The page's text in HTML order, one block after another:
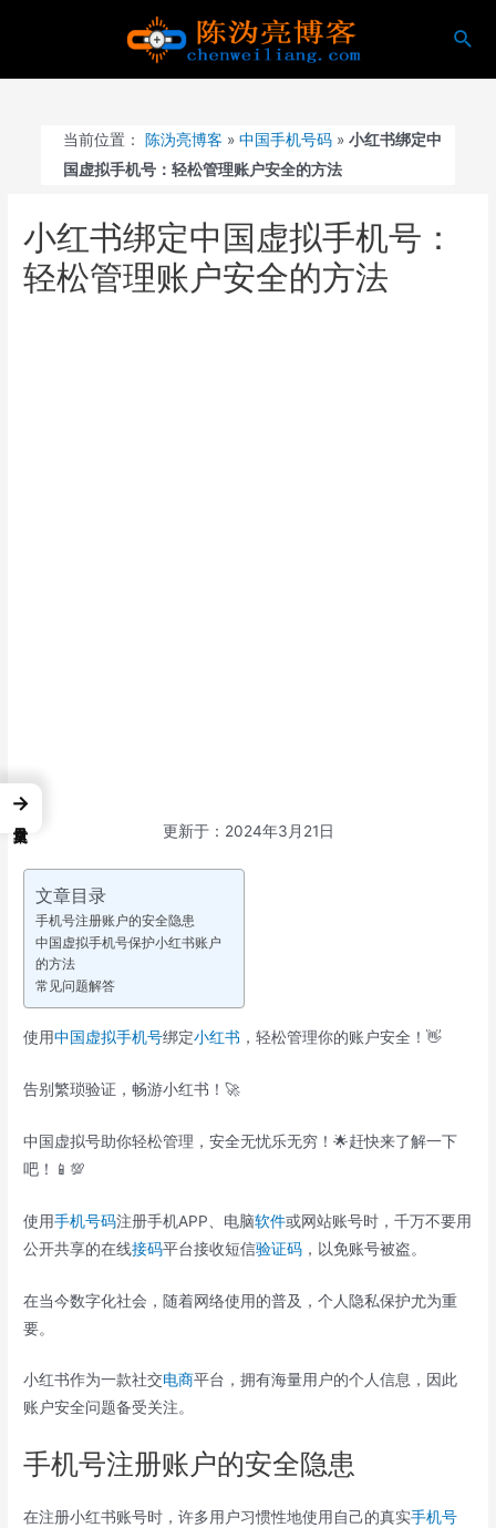
搜
当前位置： 陈沩亮博客 »中国手机号码 »小红书绑定中
国虚拟手机号：轻松管理账户安全的方法
小红书绑定中国虚拟手机号：
轻松管理账户安全的方法
更新于：2024年3月21日
文章目录
手机号注册账户的安全隐患
中国虚拟手机号保护小红书账户
的方法
常见问题解答
使用中国 虚拟手机号绑定小红书 ，轻松管理你的账户安全！👋
告别繁琐验证，畅游小红书！🚀
中国虚拟号助你轻松管理，安全无忧乐无穷！🌟赶快来了解一下
吧！📱💯
使用手机号码注册手机APP、电脑软件或网站账号时，千万不要用
公开共享的在线接码平台接收短信验证码 ，以免账号被盗。
在当今数字化社会，随着网络使用的普及，个人隐私保护尤为重
要。
小红书作为一款社交电商平台，拥有海量用户的个人信息，因此
账户安全问题备受关注。
手机号注册账户的安全隐患
在注册小红书账号时，许多用户习惯性地使用自己的真实手机号
→